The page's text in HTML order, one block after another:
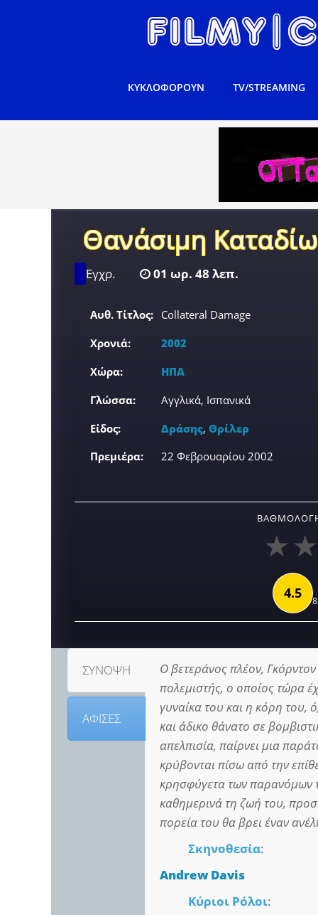
ΚΥΚΛΟΦΟΡΟΥΝ TV/STREAMING
Θανάσιμη
Εγχρ. 01 ωρ. 48 λεπ.
Αυθ. Τίτλος: Collateral Damage
Χρονιά:
2002
Χώρα:
ΗΠΑ
Γλώσσα:
Αγγλικά, Ισπανικά
Είδος:
Δράσης,Θρίλερ
Πρεμιέρα:
22 Φεβρουαρίου 2002
4.5
ΣΥΝΟΨΗ
ΑΦΙΣΕΣ
Ο βετεράνος πλέον,
πολεμιστής, ο οποίος τώρα
γυναίκα του και η κόρη του,
και άδικο θάνατο σε
απελπισία, παίρνει μια
κρύβονται πίσω από την
κρησφύγετα των παρανόμων
καθημερινά τη ζωή του,
πορεία του θα βρει έναν
Σκηνοθεσία:
Andrew Davis
Κύριοι Ρόλοι: